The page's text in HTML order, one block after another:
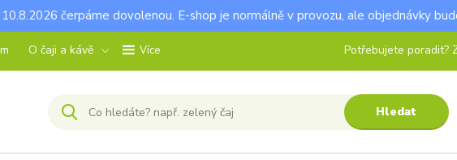
čerpáme dovolenou. E-shop je normálně v provozu, ale objednávky
O čaji a kávě Více
Hledat
Potřebujete poradit?